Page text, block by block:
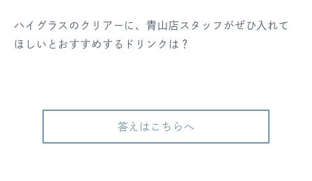
ハイグラスのクリアーに、青山店スタッフがぜひ入れて
ほしいとおすすめするドリンクは？
答えはこちらへ